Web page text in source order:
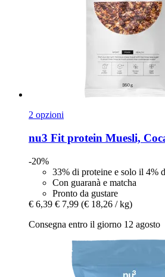
2 opzioni
nu3 Fit protein Muesli,
-20%
33% di proteine ​​e solo il 4%
Con guaranà e matcha
Pronto da gustare
€ 6,39 € 7,99 (€ 18,26 / kg)
Consegna entro il giorno 12 agosto